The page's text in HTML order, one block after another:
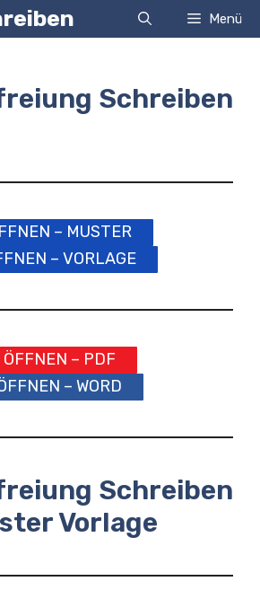
Menü
Schreiben
– MUSTER
– VORLAGE
ÖFFNEN – PDF
– WORD
Schreiben
Vorlage